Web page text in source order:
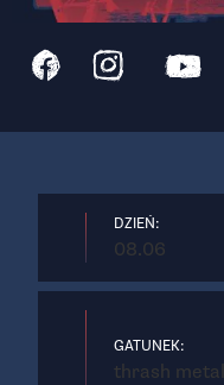
DZIEŃ:
08.06
GATUNEK:
thrash metal